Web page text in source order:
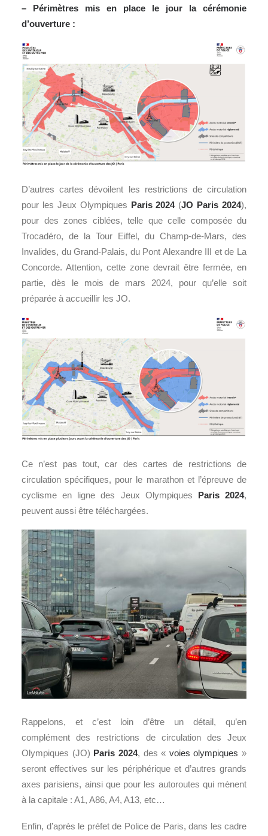
– Périmètres mis en place le jour la cérémonie
d’ouverture :
D’autres cartes dévoilent les restrictions de circulation
pour les Jeux Olympiques Paris 2024(JO Paris 2024),
pour des zones ciblées, telle que celle composée du
Trocadéro, de la Tour Eiffel, du Champ-de-Mars, des
Invalides, du Grand-Palais, du Pont Alexandre III et de La
Concorde. Attention, cette zone devrait être fermée, en
partie, dès le mois de mars 2024, pour qu’elle soit
préparée à accueillir les JO.
Ce n’est pas tout, car des cartes de restrictions de
circulation spécifiques, pour le marathon et l’épreuve de
cyclisme en ligne des Jeux Olympiques Paris 2024,
peuvent aussi être téléchargées.
Rappelons, et c’est loin d’être un détail, qu’en
complément des restrictions de circulation des Jeux
Olympiques (JO) Paris 2024, des « voies olympiques »
seront effectives sur les périphérique et d’autres grands
axes parisiens, ainsi que pour les autoroutes qui mènent
à la capitale : A1, A86, A4, A13, etc…
Enfin, d’après le préfet de Police de Paris, dans les cadre